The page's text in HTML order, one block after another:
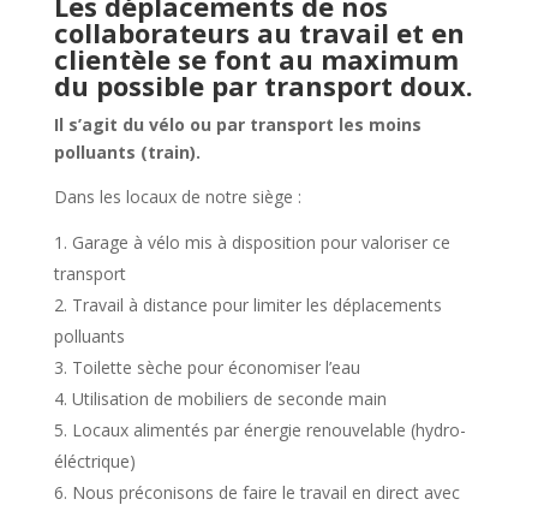
collaborateurs au travail et en
clientèle se font au maximum
du possible par transport doux.
Il s’agit du vélo ou par transport les moins
polluants (train).
Dans les locaux de notre siège :
Garage à vélo mis à disposition pour valoriser ce
transport
Travail à distance pour limiter les déplacements
polluants
Toilette sèche pour économiser l’eau
Utilisation de mobiliers de seconde main
Locaux alimentés par énergie renouvelable (hydro-
éléctrique)
Nous préconisons de faire le travail en direct avec